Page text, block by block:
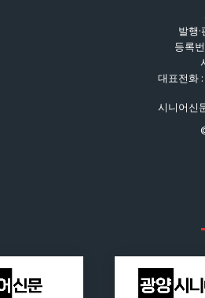
발행
등록
대표전화
시니어신